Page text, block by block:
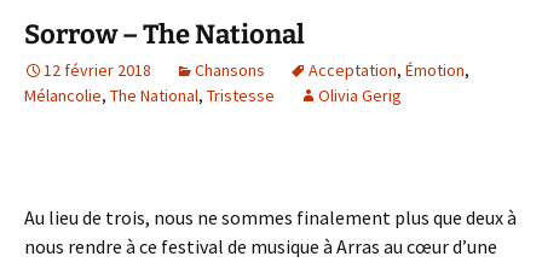
Sorrow – The National
12 février 2018 Chansons Acceptation, Émotion,
Mélancolie, The National, Tristesse Olivia Gerig
Au lieu de trois, nous ne sommes finalement plus que deux à
nous rendre à ce festival de musique à Arras au cœur d’une